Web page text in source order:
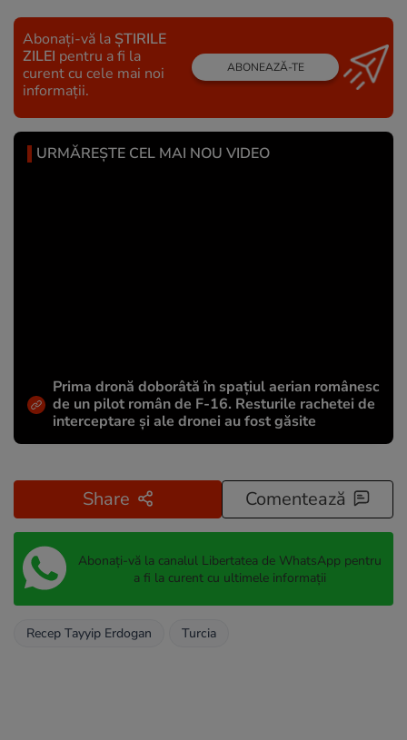
Abonați-vă la ȘTIRILE
ZILEI pentru a fi la
curent cu cele mai noi
informații.
ABONEAZĂ-TE
URMĂREȘTE CEL MAI NOU VIDEO
Prima dronă doborâtă în spațiul aerian românesc
de un pilot român de F-16. Resturile rachetei de
interceptare și ale dronei au fost găsite
Share Comentează
Abonați-vă la canalul Libertatea de WhatsApp pentru
a fi la curent cu ultimele informații
Recep Tayyip Erdogan Turcia